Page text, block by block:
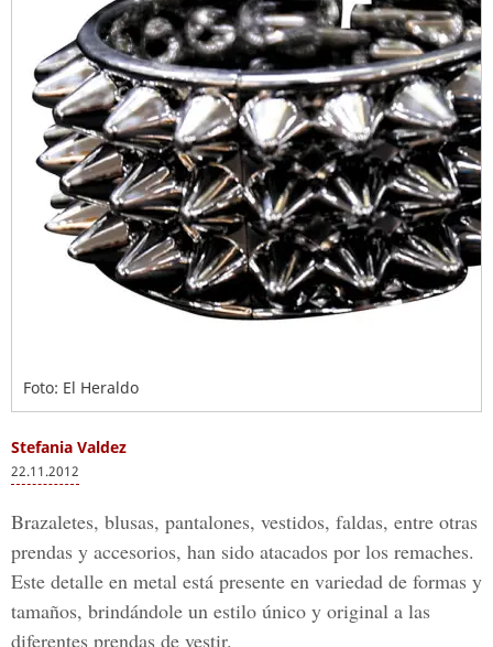
Foto: El Heraldo
Stefania Valdez
22.11.2012
Brazaletes, blusas, pantalones, vestidos, faldas, entre otras
prendas y accesorios, han sido atacados por los remaches.
Este detalle en metal está presente en variedad de formas y
tamaños, brindándole un estilo único y original a las
diferentes prendas de vestir.